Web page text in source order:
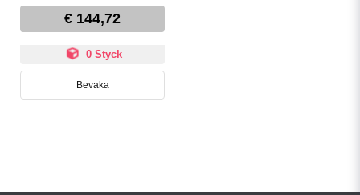
€ 144,72
0 Styck
Bevaka